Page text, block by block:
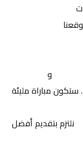
و
. ستكون مباراة مليئة
نلتزم بتقديم أفضل